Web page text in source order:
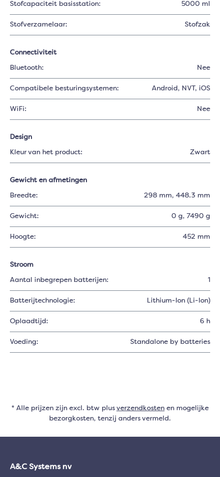
Stofcapaciteit basisstation: 5000 ml
Stofverzamelaar: Stofzak
Connectiviteit
Bluetooth: Nee
Compatibele besturingsystemen: Android , NVT, iOS
WiFi: Nee
Design
Kleur van het product: Zwart
Gewicht en afmetingen
Breedte: 298 mm, 448.3 mm
Gewicht: 0 g, 7490 g
Hoogte: 452 mm
Stroom
Aantal inbegrepen batterijen: 1
Batterijtechnologie: Lithium-Ion (Li-Ion)
Oplaadtijd: 6 h
Voeding: Standalone by batteries
* Alle prijzen zijn excl. btw plus verzendkosten en mogelijke
bezorgkosten, tenzij anders vermeld.
A&C Systems nv